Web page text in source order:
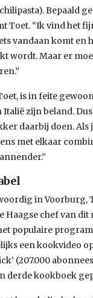
Bepaald
Toet. “Ik vind het
vandaan komt en
wordt. Maar er
is in feite
zijn beland.
daarbij doen. Als
met elkaar
in Voorburg,
Haagse chef van dit
populaire
een kookvideo
(207.000
derde kookboek